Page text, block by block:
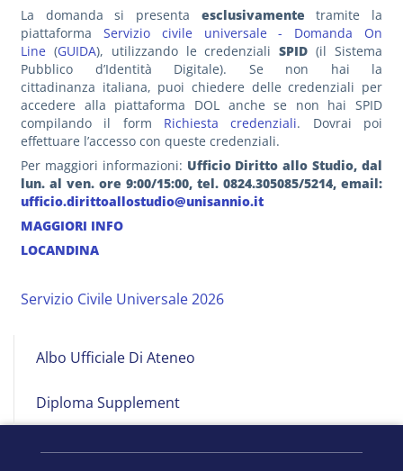
Albo
Albo Ufficiale Di Ateneo
Diploma Supplement
La domanda si presenta esclusivamente tramite la
piattaforma Servizio civile universale - Domanda On
Line (GUIDA), utilizzando le credenzialiSPID (il Sistema
Pubblico d’Identità Digitale). Se non hai la
cittadinanza italiana, puoi chiedere delle credenziali per
accedere alla piattaforma DOL anche se non hai SPID
compilando il form Richiesta credenziali. Dovrai poi
effettuare l’accesso con queste credenziali.
Per maggiori informazioni: Ufficio Diritto allo Studio, dal
lun. al ven. ore 9:00/15:00, tel. 0824.305085/5214, email:
ufficio.dirittoallostudio@unisannio.it
MAGGIORI INFO
LOCANDINA
Servizio Civile Universale 2026